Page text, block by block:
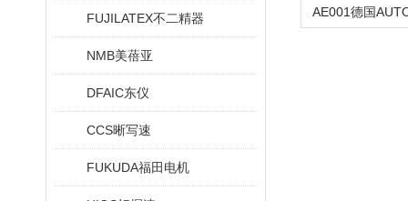
FUJILATEX不二精器
NMB美蓓亚
DFAIC东仪
CCS晰写速
FUKUDA福田电机